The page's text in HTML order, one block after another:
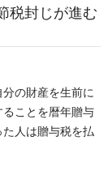
封じが進む
の財産を生前に
ことを暦年贈与
人は贈与税を払